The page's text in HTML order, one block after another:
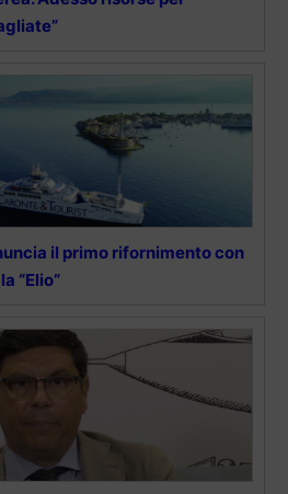
il primo rifornimento con
“Elio”